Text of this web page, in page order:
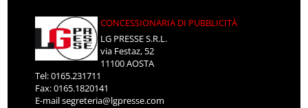
CONCESSIONARIA DI PUBBLICITÀ
LG PRESSE S.R.L.
via Festaz, 52
11100 AOSTA
Tel: 0165.231711
Fax: 0165.1820141
E-mailsegreteria@lgpresse.com